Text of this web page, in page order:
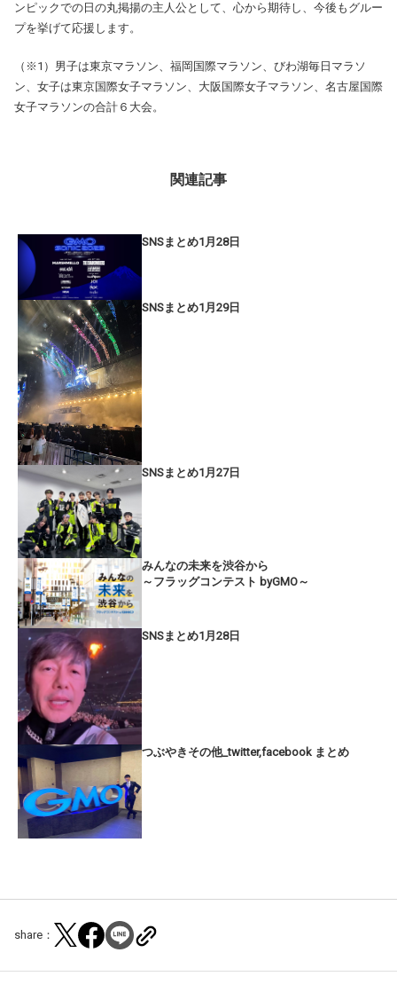
ンピックでの日の丸掲揚の主人公として、心から期待し、今後もグルー
プを挙げて応援します。
（※ 1 ）男子は東京マラソン、福岡国際マラソン、びわ湖毎日マラソ
ン、女子は東京国際女子マラソン、大阪国際女子マラソン、名古屋国際
女子マラソンの合計６大会。
関連記事
SNSまとめ1月28日
SNSまとめ1月29日
SNSまとめ1月27日
みんなの未来を渋谷から
～フラッグコンテスト byGMO～
SNSまとめ1月28日
つぶやきその他_twitter,facebook まとめ
share：